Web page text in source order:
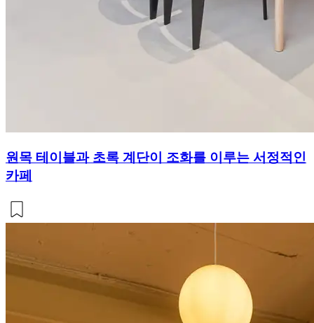
원목 테이블과 초록 계단이 조화를 이루는 서정적인
카페